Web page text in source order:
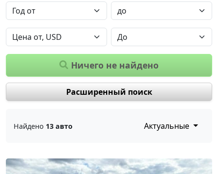
Ничего не найдено
Расширенный поиск
Найдено 13 авто Актуальные